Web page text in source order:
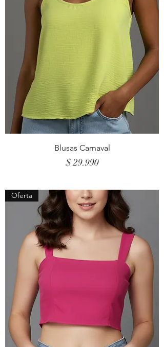
Blusas Carnaval
Precio
$ 29.990
Oferta